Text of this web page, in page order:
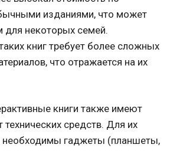
изданиями, что может
для некоторых семей.
книг требует более сложных
что отражается на их
книги также имеют
технических средств. Для их
необходимы гаджеты (планшеты,